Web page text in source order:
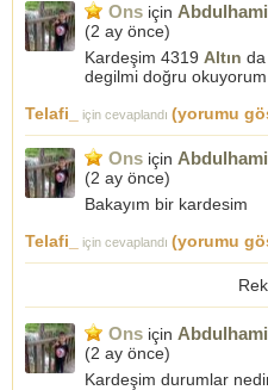
Ons için
(2 ay önce)
Kardeşim 4319 Altın
degilmi doğru okuyorum
Telafi_
için cevaplandı (yorumu
Ons için
(2 ay önce)
Bakayım bir kardesim
Telafi_
için cevaplandı (yorumu
Ons için
(2 ay önce)
Kardeşim durumlar